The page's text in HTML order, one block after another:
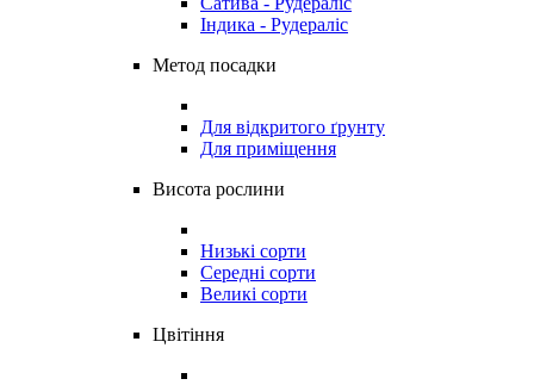
Індика - Рудераліс
Метод посадки
Для відкритого ґрунту
Для приміщення
Висота рослини
Низькі сорти
Середні сорти
Великі сорти
Цвітіння